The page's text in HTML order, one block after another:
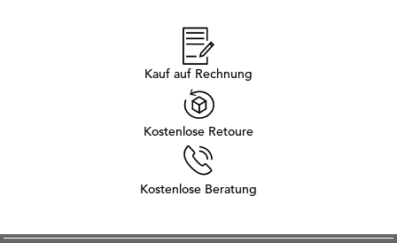
Kauf auf Rechnung
Kostenlose Retoure
Kostenlose Beratung